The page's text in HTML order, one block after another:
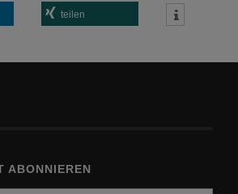
teilen
ABONNIEREN